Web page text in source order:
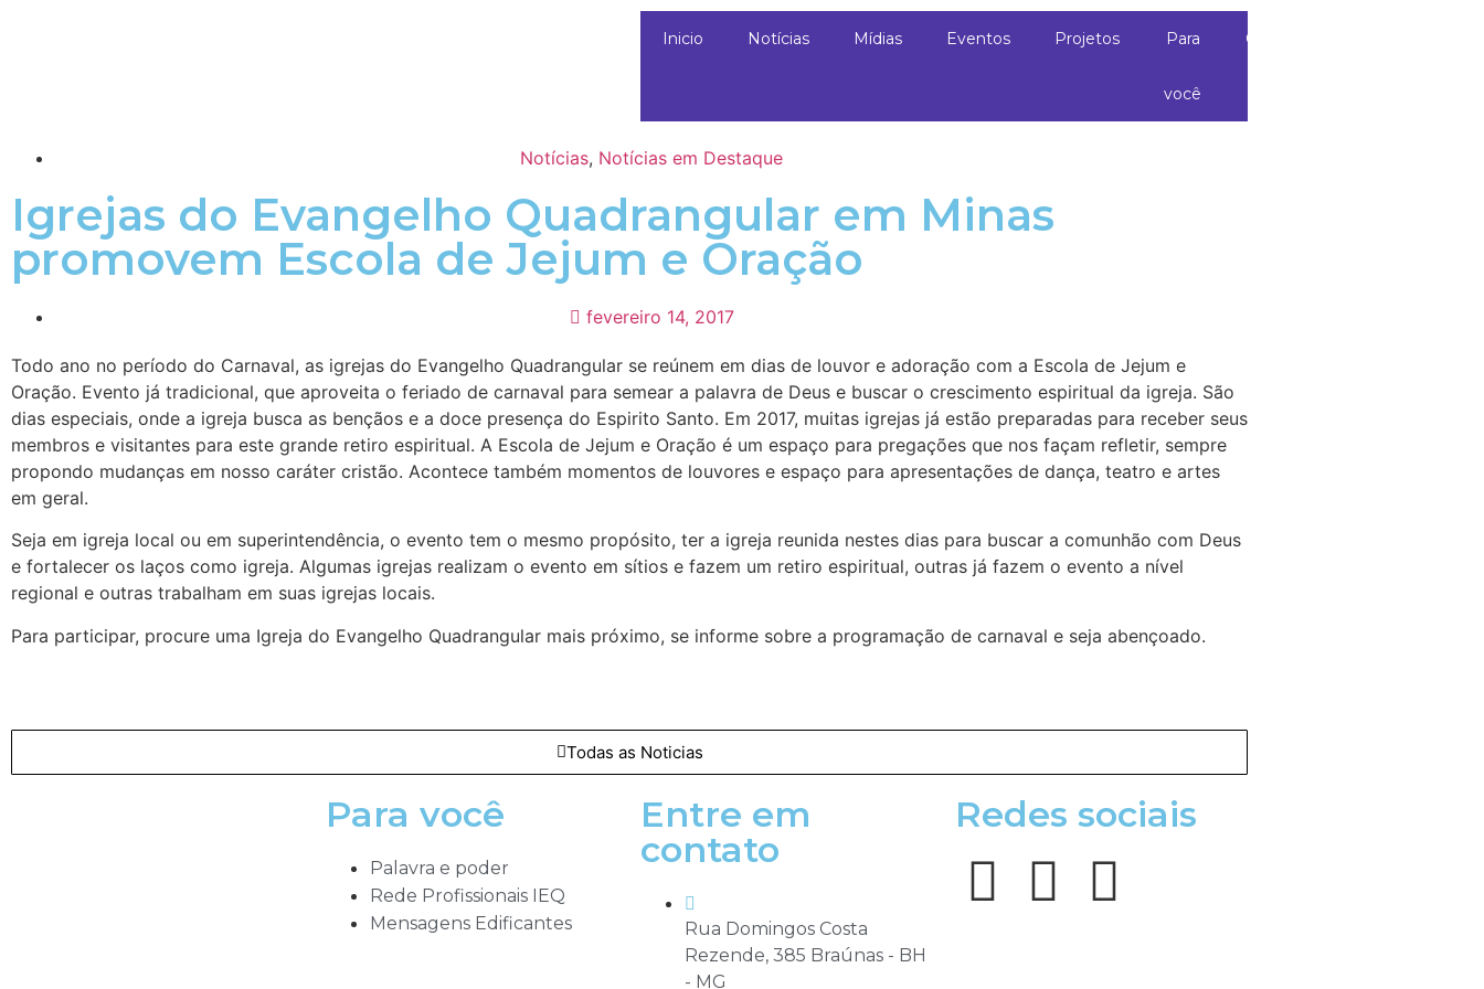
Inicio Notícias Mídias Eventos Projetos Para
você
Contato
Notícias, Notícias em Destaque
Igrejas do Evangelho Quadrangular em Minas
promovem Escola de Jejum e Oração
fevereiro 14, 2017
Todo ano no período do Carnaval, as igrejas do Evangelho Quadrangular se reúnem em dias de louvor e adoração com a Escola de Jejum e
Oração. Evento já tradicional, que aproveita o feriado de carnaval para semear a palavra de Deus e buscar o crescimento espiritual da igreja. São
dias especiais, onde a igreja busca as bençãos e a doce presença do Espirito Santo. Em 2017, muitas igrejas já estão preparadas para receber seus
membros e visitantes para este grande retiro espiritual. A Escola de Jejum e Oração é um espaço para pregações que nos façam refletir, sempre
propondo mudanças em nosso caráter cristão. Acontece também momentos de louvores e espaço para apresentações de dança, teatro e artes
em geral.
Seja em igreja local ou em superintendência, o evento tem o mesmo propósito, ter a igreja reunida nestes dias para buscar a comunhão com Deus
e fortalecer os laços como igreja. Algumas igrejas realizam o evento em sítios e fazem um retiro espiritual, outras já fazem o evento a nível
regional e outras trabalham em suas igrejas locais.
Para participar, procure uma Igreja do Evangelho Quadrangular mais próximo, se informe sobre a programação de carnaval e seja abençoado.
Todas as Noticias
Para você
Palavra e poder
Rede Profissionais IEQ
Mensagens Edificantes
Entre em
contato
Rua Domingos Costa
Rezende, 385 Braúnas - BH
- MG
Redes sociais